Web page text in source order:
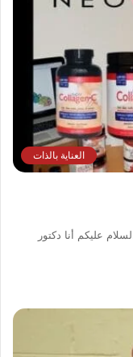
العناية بالذات
عليكم أنا دكتور